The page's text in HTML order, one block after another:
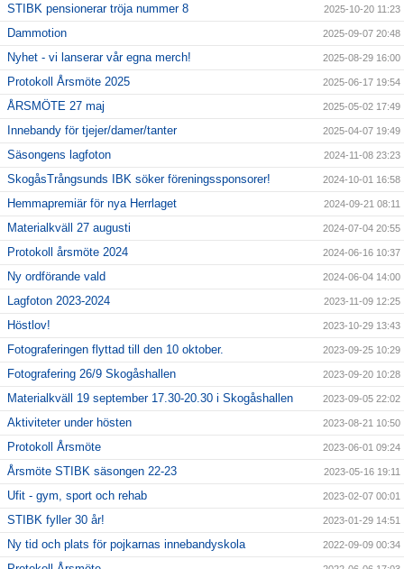
STIBK pensionerar tröja nummer 8 2025-10-20 11:23
Dammotion 2025-09-07 20:48
Nyhet - vi lanserar vår egna merch! 2025-08-29 16:00
Protokoll Årsmöte 2025 2025-06-17 19:54
ÅRSMÖTE 27 maj 2025-05-02 17:49
Innebandy för tjejer/damer/tanter 2025-04-07 19:49
Säsongens lagfoton 2024-11-08 23:23
SkogåsTrångsunds IBK söker föreningssponsorer! 2024-10-01 16:58
Hemmapremiär för nya Herrlaget 2024-09-21 08:11
Materialkväll 27 augusti 2024-07-04 20:55
Protokoll årsmöte 2024 2024-06-16 10:37
Ny ordförande vald 2024-06-04 14:00
Lagfoton 2023-2024 2023-11-09 12:25
Höstlov! 2023-10-29 13:43
Fotograferingen flyttad till den 10 oktober. 2023-09-25 10:29
Fotografering 26/9 Skogåshallen 2023-09-20 10:28
Materialkväll 19 september 17.30-20.30 i Skogåshallen 2023-09-05 22:02
Aktiviteter under hösten 2023-08-21 10:50
Protokoll Årsmöte 2023-06-01 09:24
Årsmöte STIBK säsongen 22-23 2023-05-16 19:11
Ufit - gym, sport och rehab 2023-02-07 00:01
STIBK fyller 30 år! 2023-01-29 14:51
Ny tid och plats för pojkarnas innebandyskola 2022-09-09 00:34